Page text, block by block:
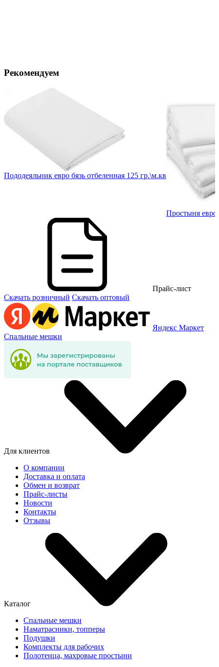
Рекомендуем
Пододеяльник евро бязь отбеленная 125 гр.\м.кв
Простыня евро
Прайс-лист
Скачать розничный Скачать оптовый
Яндекс Маркет
Спальные мешки
Для клиентов
О компании
Доставка и оплата
Обмен и возврат
Прайс-листы
Новости
Контакты
Отзывы
Каталог
Спальные мешки
Наматрасники, топперы
Подушки
Комплекты для рабочих
Полотенца, махровые простыни